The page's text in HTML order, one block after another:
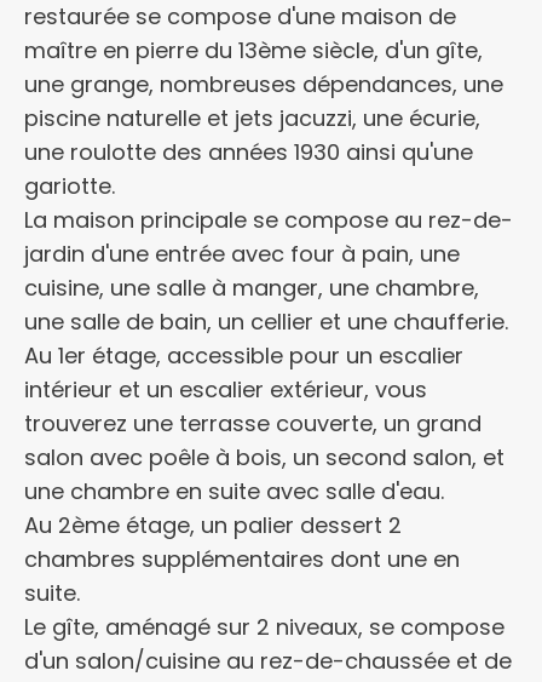
restaurée se compose d'une maison de
maître en pierre du 13ème siècle, d'un gîte,
une grange, nombreuses dépendances, une
piscine naturelle et jets jacuzzi, une écurie,
une roulotte des années 1930 ainsi qu'une
gariotte.
La maison principale se compose au rez-de-
jardin d'une entrée avec four à pain, une
cuisine, une salle à manger, une chambre,
une salle de bain, un cellier et une chaufferie.
Au 1er étage, accessible pour un escalier
intérieur et un escalier extérieur, vous
trouverez une terrasse couverte, un grand
salon avec poêle à bois, un second salon, et
une chambre en suite avec salle d'eau.
Au 2ème étage, un palier dessert 2
chambres supplémentaires dont une en
suite.
Le gîte, aménagé sur 2 niveaux, se compose
d'un salon/cuisine au rez-de-chaussée et de